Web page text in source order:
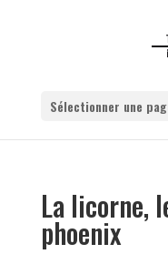
Sélectionner une
La licorne,
phoenix